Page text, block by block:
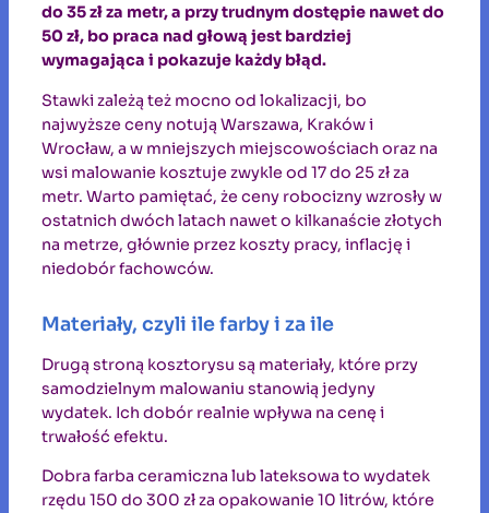
do 35 zł za metr, a przy trudnym dostępie nawet do
50 zł, bo praca nad głową jest bardziej
wymagająca i pokazuje każdy błąd.
Stawki zależą też mocno od lokalizacji, bo
najwyższe ceny notują Warszawa, Kraków i
Wrocław, a w mniejszych miejscowościach oraz na
wsi malowanie kosztuje zwykle od 17 do 25 zł za
metr. Warto pamiętać, że ceny robocizny wzrosły w
ostatnich dwóch latach nawet o kilkanaście złotych
na metrze, głównie przez koszty pracy, inflację i
niedobór fachowców.
Materiały, czyli ile farby i za ile
Drugą stroną kosztorysu są materiały, które przy
samodzielnym malowaniu stanowią jedyny
wydatek. Ich dobór realnie wpływa na cenę i
trwałość efektu.
Dobra farba ceramiczna lub lateksowa to wydatek
rzędu 150 do 300 zł za opakowanie 10 litrów, które